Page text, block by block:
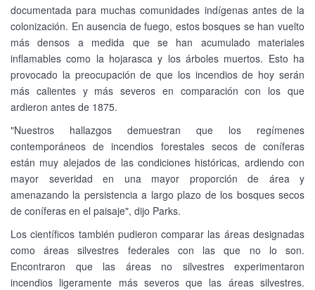
documentada para muchas comunidades indígenas antes de la
colonización. En ausencia de fuego, estos bosques se han vuelto
más densos a medida que se han acumulado materiales
inflamables como la hojarasca y los árboles muertos. Esto ha
provocado la preocupación de que los incendios de hoy serán
más calientes y más severos en comparación con los que
ardieron antes de 1875.
"Nuestros hallazgos demuestran que los regímenes
contemporáneos de incendios forestales secos de coníferas
están muy alejados de las condiciones históricas, ardiendo con
mayor severidad en una mayor proporción de área y
amenazando la persistencia a largo plazo de los bosques secos
de coníferas en el paisaje", dijo Parks.
Los científicos también pudieron comparar las áreas designadas
como áreas silvestres federales con las que no lo son.
Encontraron que las áreas no silvestres experimentaron
incendios ligeramente más severos que las áreas silvestres.